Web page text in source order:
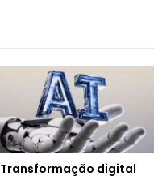
Transformação digital